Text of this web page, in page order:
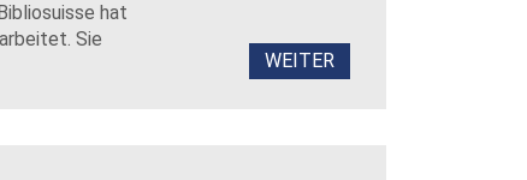
hat
Sie
WEITER